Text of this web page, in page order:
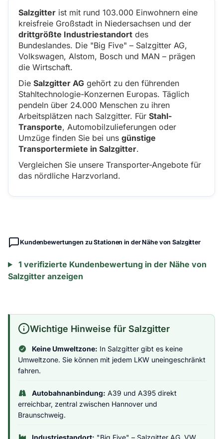
Salzgitter ist mit rund 103.000 Einwohnern eine
kreisfreie Großstadt in Niedersachsen und der
drittgrößte Industriestandort des
Bundeslandes. Die "Big Five" – Salzgitter AG,
Volkswagen, Alstom, Bosch und MAN – prägen
die Wirtschaft.
Die Salzgitter AG gehört zu den führenden
Stahltechnologie-Konzernen Europas. Täglich
pendeln über 24.000 Menschen zu ihren
Arbeitsplätzen nach Salzgitter. Für Stahl-
Transporte, Automobilzulieferungen oder
Umzüge finden Sie bei uns günstige
Transportermiete in Salzgitter.
Vergleichen Sie unsere Transporter-Angebote für
das nördliche Harzvorland.
Kundenbewertungen zu Stationen in der Nähe von Salzgitter
1 verifizierte Kundenbewertung in der Nähe von
Salzgitter anzeigen
Wichtige Hinweise für Salzgitter
Keine Umweltzone: In Salzgitter gibt es keine
Umweltzone. Sie können mit jedem LKW uneingeschränkt
fahren.
Autobahnanbindung: A39 und A395 direkt
erreichbar, zentral zwischen Hannover und
Braunschweig.
Industriestandort: "Big Five" – Salzgitter AG, VW,